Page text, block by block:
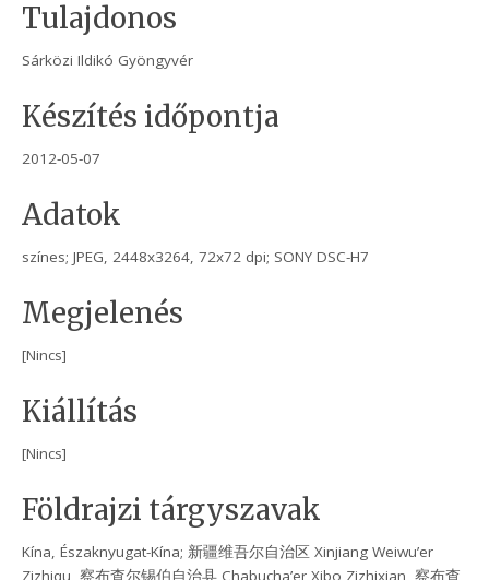
Tulajdonos
Sárközi Ildikó Gyöngyvér
Készítés időpontja
2012-05-07
Adatok
színes; JPEG, 2448x3264, 72x72 dpi; SONY DSC-H7
Megjelenés
[Nincs]
Kiállítás
[Nincs]
Földrajzi tárgyszavak
Kína, Északnyugat-Kína; 新疆维吾尔自治区 Xinjiang Weiwu’er
Zizhiqu, 察布查尔锡伯自治县 Chabucha’er Xibo Zizhixian, 察布查